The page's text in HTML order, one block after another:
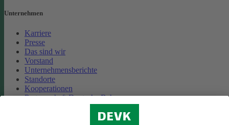
Unternehmen
Karriere
Presse
Das sind wir
Vorstand
Unternehmensberichte
Standorte
Kooperationen
Partnerschaft Deutsche Bahn